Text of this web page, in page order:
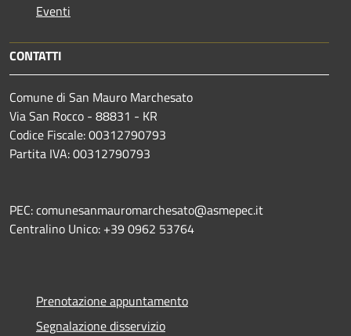
Eventi
CONTATTI
Comune di San Mauro Marchesato
Via San Rocco - 88831 - KR
Codice Fiscale: 00312790793
Partita IVA: 00312790793
PEC: comunesanmauromarchesato@asmepec.it
Centralino Unico: +39 0962 53764
Prenotazione appuntamento
Segnalazione disservizio